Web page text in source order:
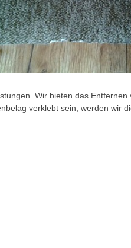
Wir bieten das Entfernen
verklebt sein, werden wir